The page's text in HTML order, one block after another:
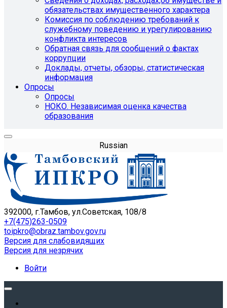
обязательствах имущественного характера
Комиссия по соблюдению требований к
служебному поведению и урегулированию
конфликта интересов
Обратная связь для сообщений о фактах
коррупции
Доклады, отчеты, обзоры, статистическая
информация
Опросы
Опросы
НОКО. Независимая оценка качества
образования
Russian
392000, г.Тамбов, ул.Советская, 108/8
+7(475)263-0509
toipkro@obraz.tambov.gov.ru
Версия для слабовидящих
Версия для незрячих
Войти